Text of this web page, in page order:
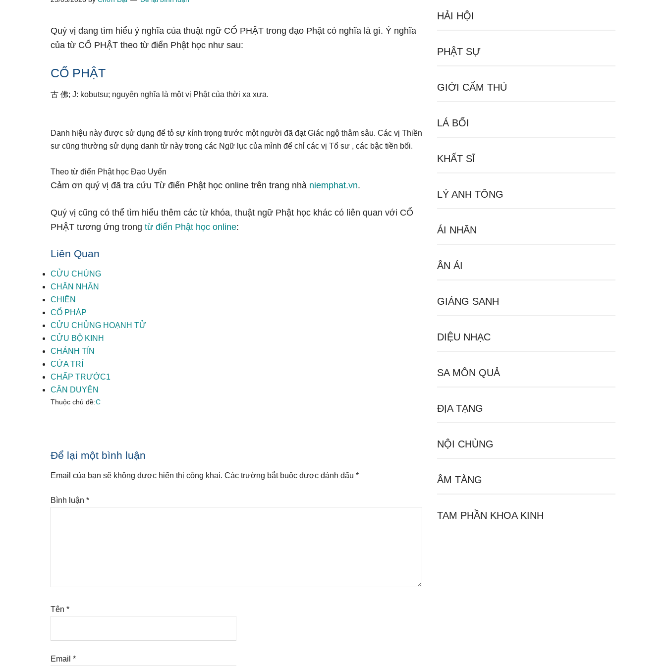
Quý vị đang tìm hiểu ý nghĩa của thuật ngữ CỔ PHẬT trong đạo Phật có nghĩa là gì. Ý nghĩa
của từ CỔ PHẬT theo từ điển Phật học như sau:
CỔ PHẬT
古 佛; J: kobutsu; nguyên nghĩa là một vị Phật của thời xa xưa.
Danh hiệu này được sử dụng để tỏ sự kính trọng trước một người đã đạt Giác ngộ thâm sâu. Các vị Thiền
sư cũng thường sử dụng danh từ này trong các Ngữ lục của mình để chỉ các vị Tổ sư , các bậc tiền bối.
Theo từ điển Phật học Đạo Uyển
Cảm ơn quý vị đã tra cứu Từ điển Phật học online trên trang nhà niemphat.vn.
Quý vị cũng có thể tìm hiểu thêm các từ khóa, thuật ngữ Phật học khác có liên quan với CỔ
PHẬT tương ứng trong từ điển Phật học online:
Liên Quan
CỬU CHÚNG
CHÂN NHÂN
CHIỀN
CỔ PHÁP
CỬU CHỦNG HOẠNH TỬ
CỬU BỘ KINH
CHÁNH TÍN
CỬA TRÍ
CHẤP TRƯỚC1
CĂN DUYÊN
Thuộc chủ đề:C
Reader
Interactions
Để lại một bình luận
Email của bạn sẽ không được hiển thị công khai. Các trường bắt buộc được đánh dấu *
Bình luận *
Tên *
Email *
HẢI HỘI
PHẬT SỰ
GIỚI CẤM THỦ
LÁ BỐI
KHẤT SĨ
LÝ ANH TÔNG
ÁI NHÃN
ÂN ÁI
GIÁNG SANH
DIỆU NHẠC
SA MÔN QUẢ
ĐỊA TẠNG
NỘI CHỦNG
ÂM TÀNG
TAM PHẦN KHOA KINH